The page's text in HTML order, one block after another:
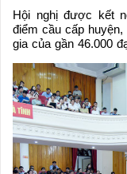
Hội nghị được kết
điểm cầu cấp
gia của gần 46.000